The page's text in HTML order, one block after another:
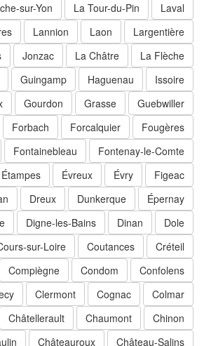
Laval
La Tour-du-Pin
Roche-sur-Yon
Largentière
Laon
Lannion
La Flèche
La Châtre
Jonzac
Issoire
Haguenau
Guingamp
Guebwiller
Grasse
Gourdon
Fougères
Forcalquier
Forbach
Fontenay-le-Comte
Fontainebleau
Figeac
Évry
Évreux
Étampes
Épernay
Dunkerque
Dreux
Dole
Dinan
Digne-les-Bains
Créteil
Coutances
Cours-sur-Loire
Confolens
Condom
Compiègne
Colmar
Cognac
Clermont
Chinon
Chaumont
Châtellerault
Château-Salins
Châteauroux